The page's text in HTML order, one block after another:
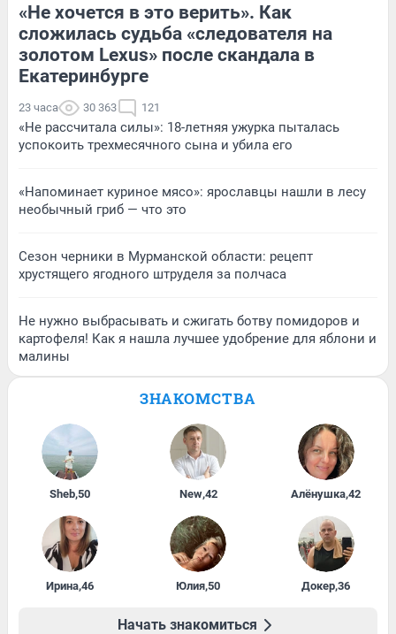
«Не хочется в это верить». Как
сложилась судьба «следователя на
золотом Lexus» после скандала в
Екатеринбурге
23 часа 30 363 121
«Не рассчитала силы»: 18-летняя ужурка пыталась
успокоить трехмесячного сына и убила его
«Напоминает куриное мясо»: ярославцы нашли в лесу
необычный гриб — что это
Сезон черники в Мурманской области: рецепт
хрустящего ягодного штруделя за полчаса
Не нужно выбрасывать и сжигать ботву помидоров и
картофеля! Как я нашла лучшее удобрение для яблони и
малины
ЗНАКОМСТВА
Sheb,50 New,42 Алёнушка,42
Ирина,46 Юлия,50 Докер,36
Начать знакомиться